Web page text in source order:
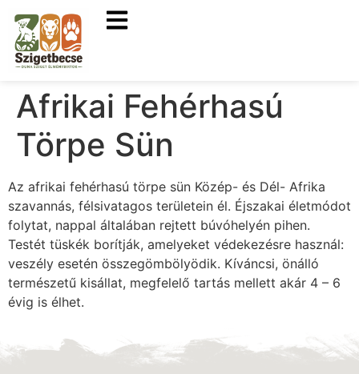
Afrikai Fehérhasú
Törpe Sün
Az afrikai fehérhasú törpe sün Közép- és Dél- Afrika
szavannás, félsivatagos területein él. Éjszakai életmódot
folytat, nappal általában rejtett búvóhelyén pihen.
Testét tüskék borítják, amelyeket védekezésre használ:
veszély esetén összegömbölyödik. Kíváncsi, önálló
természetű kisállat, megfelelő tartás mellett akár 4 – 6
évig is élhet.